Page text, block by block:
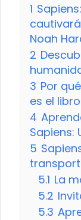
1
Noah
2
3 Por
es el
4
Sapiens:
5
5.1 La
5.2
5.3